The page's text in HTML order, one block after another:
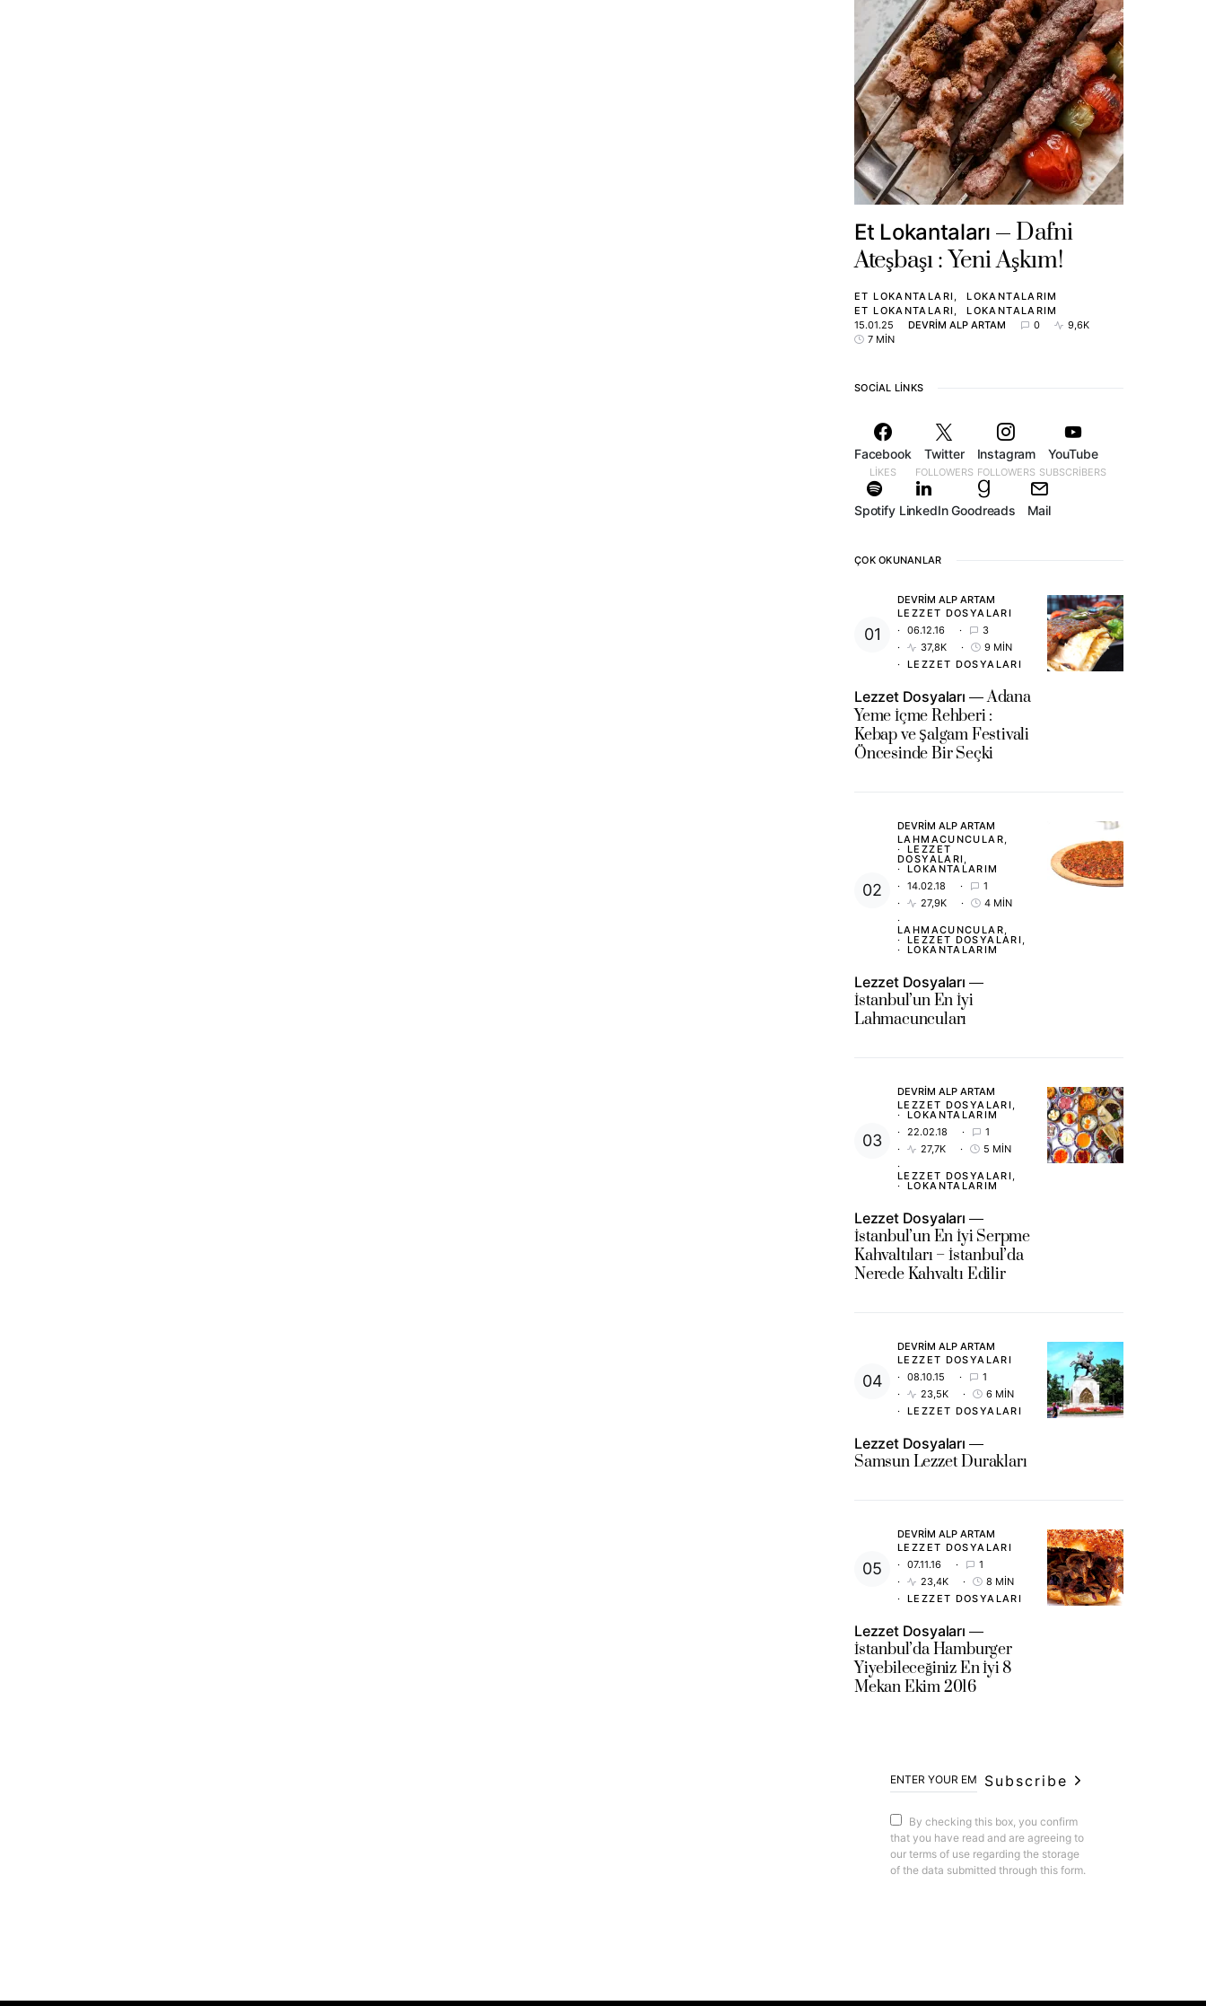
Et Lokantaları
Dafni
Ateşbaşı : Yeni Aşkım!
ET LOKANTALARI
LOKANTALARIM
ET LOKANTALARI
LOKANTALARIM
15.01.25
DEVRIM ALP ARTAM 0
9,6K
7 MIN
SOCIAL LINKS
Facebook
LIKES
Twitter
FOLLOWERS
Instagram
FOLLOWERS
YouTube
SUBSCRIBERS
Spotify LinkedIn Goodreads Mail
ÇOK OKUNANLAR
DEVRIM ALP ARTAM
LEZZET DOSYALARI
06.12.16
3
37,8K
9 MIN
LEZZET DOSYALARI
Lezzet Dosyaları
Adana
Yeme İçme Rehberi :
Kebap ve Şalgam Festivali
Öncesinde Bir Seçki
DEVRIM ALP ARTAM
LAHMACUNCULAR
LEZZET
DOSYALARI
LOKANTALARIM
14.02.18
1
27,9K
4 MIN
LAHMACUNCULAR
LEZZET DOSYALARI
LOKANTALARIM
Lezzet Dosyaları
İstanbul’un En İyi
Lahmacuncuları
DEVRIM ALP ARTAM
LEZZET DOSYALARI
LOKANTALARIM
22.02.18
1
27,7K
5 MIN
LEZZET DOSYALARI
LOKANTALARIM
Lezzet Dosyaları
İstanbul’un En İyi Serpme
Kahvaltıları – İstanbul’da
Nerede Kahvaltı Edilir
DEVRIM ALP ARTAM
LEZZET DOSYALARI
08.10.15
1
23,5K
6 MIN
LEZZET DOSYALARI
Lezzet Dosyaları
Samsun Lezzet Durakları
DEVRIM ALP ARTAM
LEZZET DOSYALARI
07.11.16
1
23,4K
8 MIN
LEZZET DOSYALARI
Lezzet Dosyaları
İstanbul’da Hamburger
Yiyebileceğiniz En İyi 8
Mekan Ekim 2016
Subscribe
By checking this box, you confirm
that you have read and are agreeing to
our terms of use regarding the storage
of the data submitted through this form.